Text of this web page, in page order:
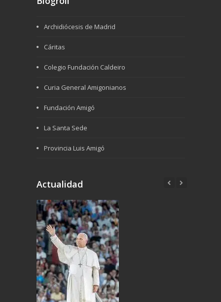
Archidiócesis de Madrid
Cáritas
Colegio Fundación Caldeiro
Curia General Amigonianos
Fundación Amigó
La Santa Sede
Provincia Luis Amigó
Actualidad